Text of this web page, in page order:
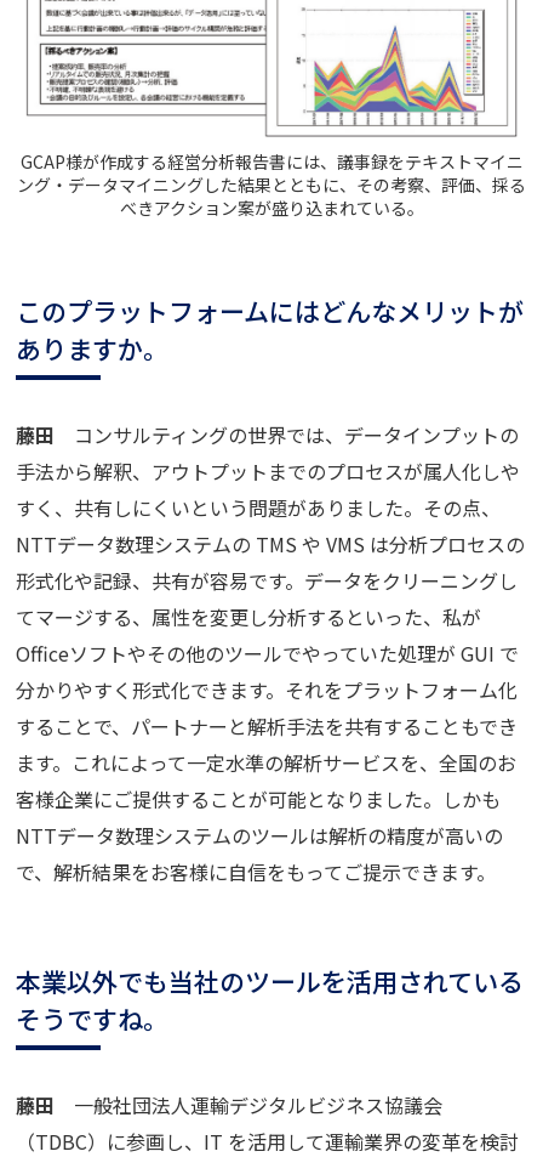
GCAP様が作成する経営分析報告書には、議事録をテキストマイニ
ング・データマイニングした結果とともに、その考察、評価、採る
べきアクション案が盛り込まれている。
このプラットフォームにはどんなメリットが
ありますか。
藤田 コンサルティングの世界では、データインプットの
手法から解釈、アウトプットまでのプロセスが属人化しや
すく、共有しにくいという問題がありました。その点、
NTTデータ数理システムの TMS や VMS は分析プロセスの
形式化や記録、共有が容易です。データをクリーニングし
てマージする、属性を変更し分析するといった、私が
Officeソフトやその他のツールでやっていた処理が GUI で
分かりやすく形式化できます。それをプラットフォーム化
することで、パートナーと解析手法を共有することもでき
ます。これによって一定水準の解析サービスを、全国のお
客様企業にご提供することが可能となりました。しかも
NTTデータ数理システムのツールは解析の精度が高いの
で、解析結果をお客様に自信をもってご提示できます。
本業以外でも当社のツールを活用されている
そうですね。
藤田 一般社団法人運輸デジタルビジネス協議会
（TDBC）に参画し、IT を活用して運輸業界の変革を検討